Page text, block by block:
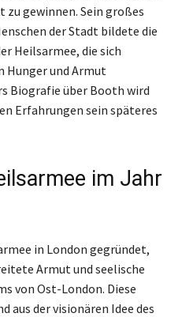
zu gewinnen. Sein großes
der Stadt bildete die
Heilsarmee, die sich
Hunger und Armut
Biografie über Booth wird
Erfahrungen sein späteres
im Jahr
in London gegründet,
Armut und seelische
von Ost-London. Diese
aus der visionären Idee des